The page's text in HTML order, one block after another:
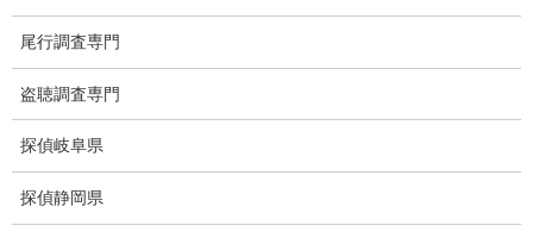
ご依頼の注意点
世界の盗聴事情
弊社が選ばれる理由
尾行調査専門
盗聴調査専門
探偵岐阜県
探偵静岡県